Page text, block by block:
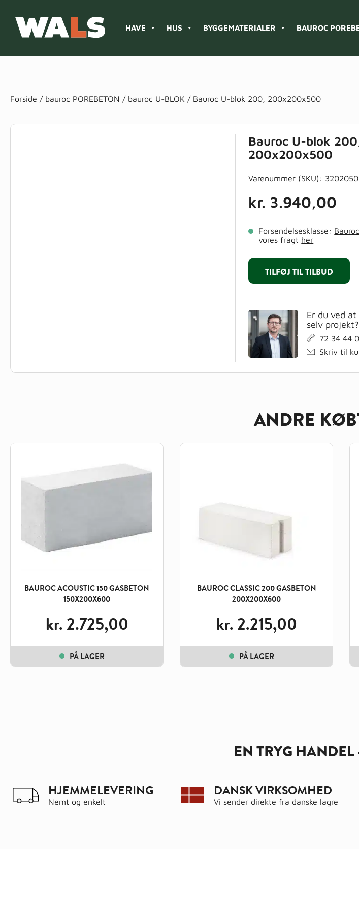
HAVE HUS BYGGEMATERIALER BAUROC
Forside / bauroc POREBETON / bauroc U-BLOK / Bauroc U-blok 200, 200x200x500
Bauroc U-blok
200x200x500
Varenummer (SKU):
kr. 3.940,00
Forsendelsesklasse:
vores fragt her
TILFØJ TIL TILBUD
Er du ved
selv projekt?
72 34 44
Skriv til
ANDRE
BAUROC ACOUSTIC 150 GASBETON
150X200X600
kr.2.725,00
PÅ LAGER
BAUROC CLASSIC 200 GASBETON
200X200X600
kr.2.215,00
PÅ LAGER
EN TRYG
HJEMMELEVERING
Nemt og enkelt
DANSK VIRKSOMHED
Vi sender direkte fra danske lagre